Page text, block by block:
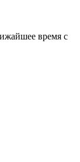
время с